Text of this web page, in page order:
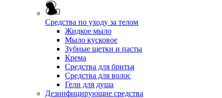
Средства по уходу за телом
Жидкое мыло
Мыло кусковое
Зубные щетки и пасты
Крема
Средства для бритья
Средства для волос
Гели для душа
Дезинфицирующие средства